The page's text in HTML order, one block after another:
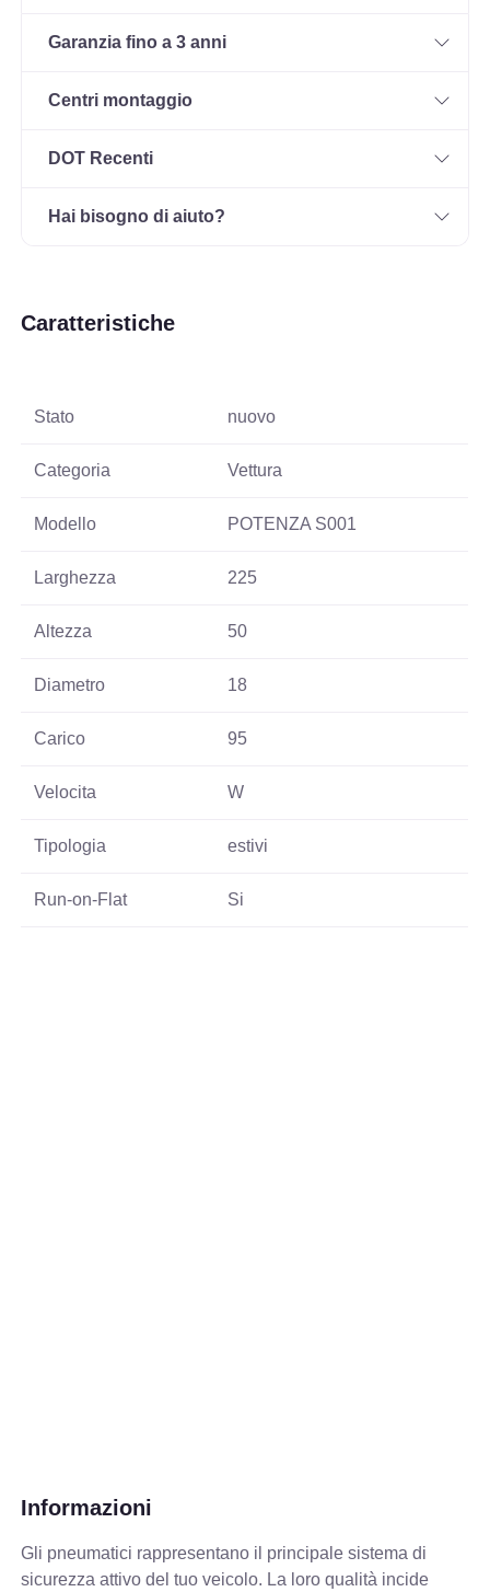
Garanzia fino a 3 anni
Centri montaggio
DOT Recenti
Hai bisogno di aiuto?
Caratteristiche
Stato nuovo
Categoria Vettura
Modello POTENZA S001
Larghezza 225
Altezza 50
Diametro 18
Carico 95
Velocita W
Tipologia estivi
Run-on-Flat Si
Informazioni
Gli pneumatici rappresentano il principale sistema di
sicurezza attivo del tuo veicolo. La loro qualità incide